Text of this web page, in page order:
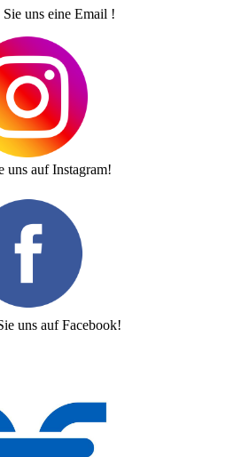
Sie uns eine Email !
uns auf Instagram!
uns auf Facebook!